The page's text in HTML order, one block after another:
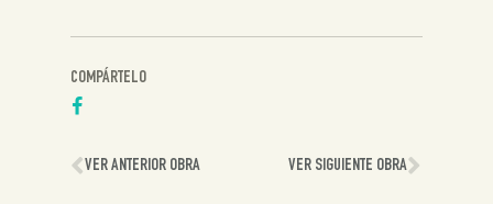
COMPÁRTELO
VER ANTERIOR OBRA VER SIGUIENTE OBRA